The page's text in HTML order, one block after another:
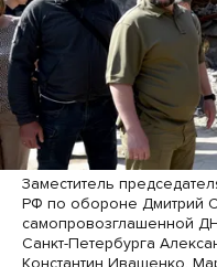
Заместитель
РФ по обороне Дмитрий
самопровозглашенной
Санкт-Петербурга
Константин Иващенко.